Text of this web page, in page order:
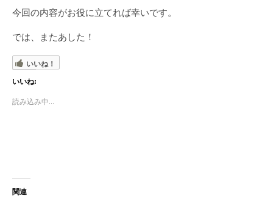
今回の内容がお役に立てれば幸いです。
では、またあした！
いいね！
いいね:
読み込み中...
関連